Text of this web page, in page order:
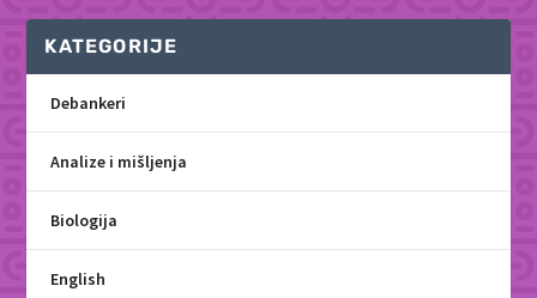
KATEGORIJE
Debankeri
Analize i mišljenja
Biologija
English